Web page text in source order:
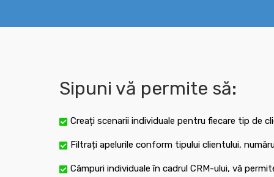
Sipuni vă permite să:
Creați scenarii individuale pentru fiecare tip de
Filtrați apelurile conform tipului clientului,
Câmpuri individuale în cadrul CRM-ului, vă